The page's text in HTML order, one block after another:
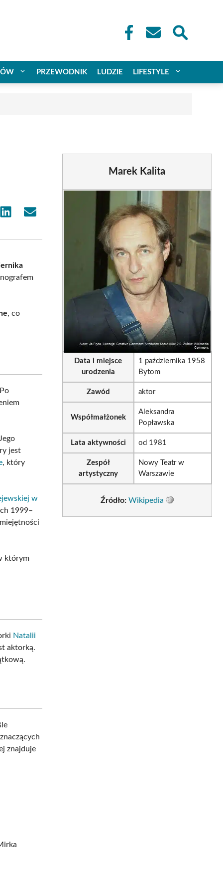
PRZEWODNIK LUDZIE LIFESTYLE
Share Share
, co
jest
, który
w
1999–
którym
Natalii
aktorką.
znajduje
Marek Kalita
Data i miejsce
urodzenia
1 października 1958
Bytom
Zawód aktor
Współmałżonek
Aleksandra
Popławska
Lata aktywności od 1981
Zespół
artystyczny
Nowy Teatr w
Warszawie
Źródło: Wikipedia